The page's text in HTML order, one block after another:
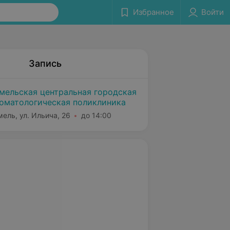
Избранное Войти
Запись
центральная городская
поликлиника
ул. Ильича, 26 до 14:00